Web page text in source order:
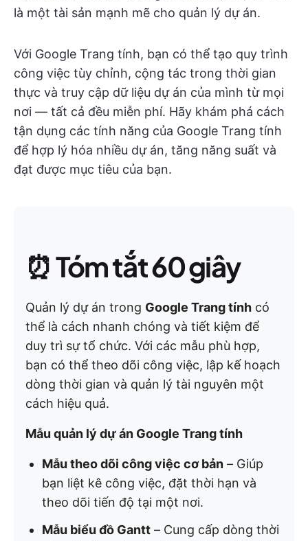
là một tài sản mạnh mẽ cho quản lý dự án.
Với Google Trang tính, bạn có thể tạo quy trình
công việc tùy chỉnh, cộng tác trong thời gian
thực và truy cập dữ liệu dự án của mình từ mọi
nơi — tất cả đều miễn phí. Hãy khám phá cách
tận dụng các tính năng của Google Trang tính
để hợp lý hóa nhiều dự án, tăng năng suất và
đạt được mục tiêu của bạn.
⏰Tóm tắt 60 giây
Quản lý dự án trong Google Trang tính có
thể là cách nhanh chóng và tiết kiệm để
duy trì sự tổ chức. Với các mẫu phù hợp,
bạn có thể theo dõi công việc, lập kế hoạch
dòng thời gian và quản lý tài nguyên một
cách hiệu quả.
Mẫu quản lý dự án Google Trang tính
Mẫu theo dõi công việc cơ bản – Giúp
bạn liệt kê công việc, đặt thời hạn và
theo dõi tiến độ tại một nơi.
Mẫu biểu đồ Gantt – Cung cấp dòng thời